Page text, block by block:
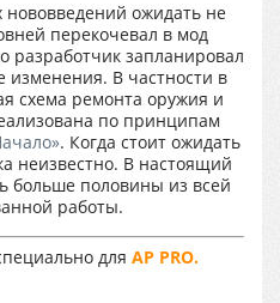
ожидать не
перекочевал в мод
разработчик запланировал
В частности в
схема ремонта оружия и
по принципам
. Когда стоит ожидать
неизвестно. В настоящий
больше половины из всей
работы.
для AP PRO.